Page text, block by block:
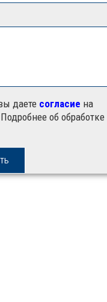
даете согласие на
об обработке